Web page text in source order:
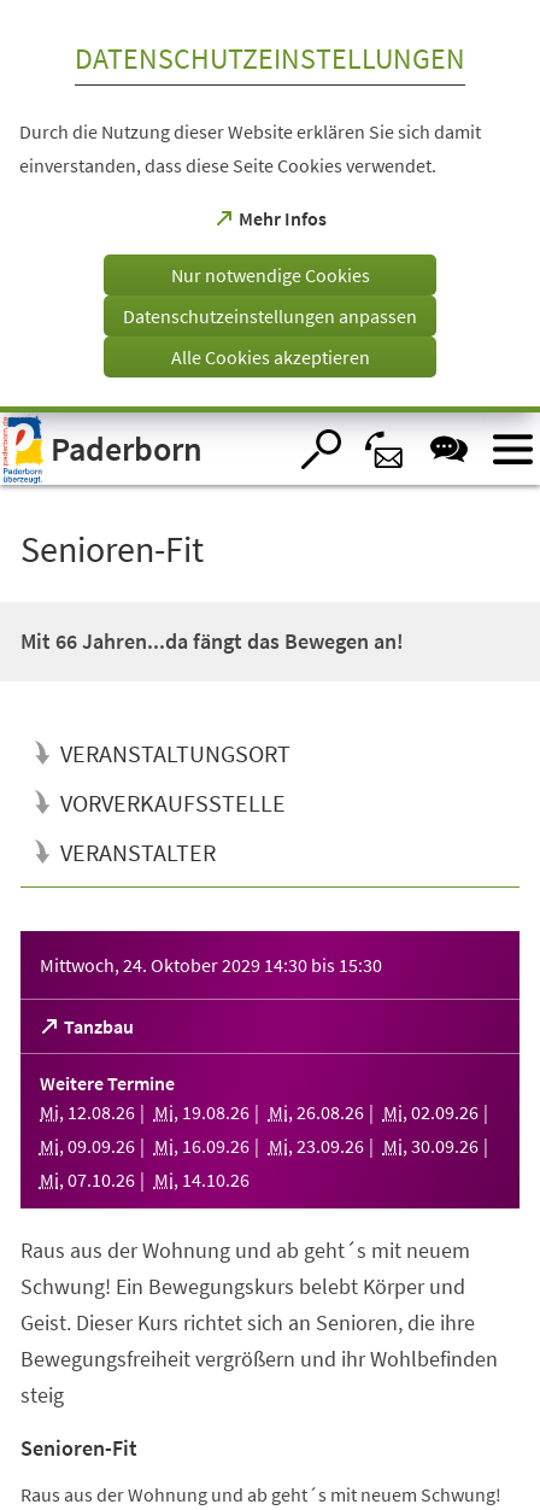
Visuelle
Assistenzsoftware
öffnen.
DATENSCHUTZEINSTELLUNGEN
Durch die Nutzung dieser Website erklären Sie sich damit
einverstanden, dass diese Seite Cookies verwendet.
Mehr Infos
(Öffnet
einem
Tab)
Nur notwendige Cookies
Datenschutzeinstellungen anpassen
Alle Cookies akzeptieren
Paderborn
Senioren-Fit
Mit 66 Jahren...da fängt das Bewegen an!
VERANSTALTUNGSORT
VORVERKAUFSSTELLE
VERANSTALTER
Mittwoch, 24. Oktober 2029 14:30 bis 15:30
Tanzbau
(Öffnet
in
einem
neuen
Tab)
Weitere Termine
Mi, 12.08.26 Mi, 19.08.26 Mi, 26.08.26 Mi, 02.09.26
Mi, 09.09.26 Mi, 16.09.26 Mi, 23.09.26 Mi, 30.09.26
Mi, 07.10.26 Mi, 14.10.26
Raus aus der Wohnung und ab geht´s mit neuem
Schwung! Ein Bewegungskurs belebt Körper und
Geist. Dieser Kurs richtet sich an Senioren, die ihre
Bewegungsfreiheit vergrößern und ihr Wohlbefinden
steig
Senioren-Fit
Raus aus der Wohnung und ab geht´s mit neuem Schwung!